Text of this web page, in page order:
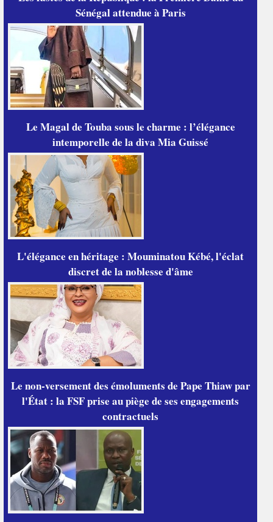
Sénégal attendue à Paris
Le Magal de Touba sous le charme : l’élégance
intemporelle de la diva Mia Guissé
L'élégance en héritage : Mouminatou Kébé, l'éclat
discret de la noblesse d'âme
Le non-versement des émoluments de Pape Thiaw par
l'État : la FSF prise au piège de ses engagements
contractuels